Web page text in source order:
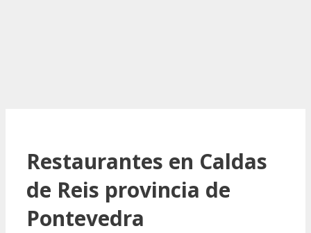
Restaurantes en Caldas
de Reis provincia de
Pontevedra